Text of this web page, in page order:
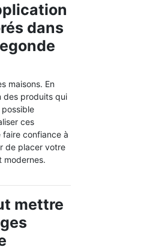
dans
maisons. En
des produits qui
ces
confiance à
de placer votre
modernes.
mettre